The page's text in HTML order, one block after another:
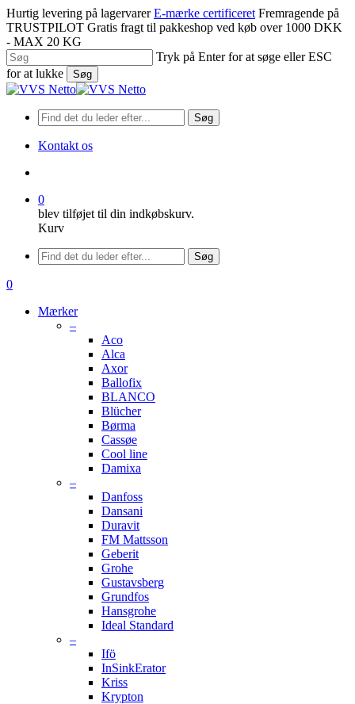
Spring
til
hovedindhold
Hurtig levering på lagervarer E-mærke certificeret Fremragende på
TRUSTPILOT Gratis fragt til pakkeshop ved køb over 1000 DKK
- MAX 20 KG
Tryk på Enter for at søge eller ESC
for at lukke
Søg
Luk
Søg
Kontakt os
0
blev tilføjet til din indkøbskurv.
Kurv
Menu
Søg
søge
0
Mærker
–
Aco
Alca
Axor
Ballofix
BLANCO
Blücher
Børma
Cassøe
Cool line
Damixa
–
Danfoss
Dansani
Duravit
FM Mattsson
Geberit
Grohe
Gustavsberg
Grundfos
Hansgrohe
Ideal Standard
–
Ifö
InSinkErator
Kriss
Krypton